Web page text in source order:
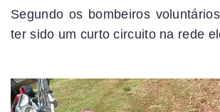
Segundo os bombeiros
ter sido um curto circuito na rede